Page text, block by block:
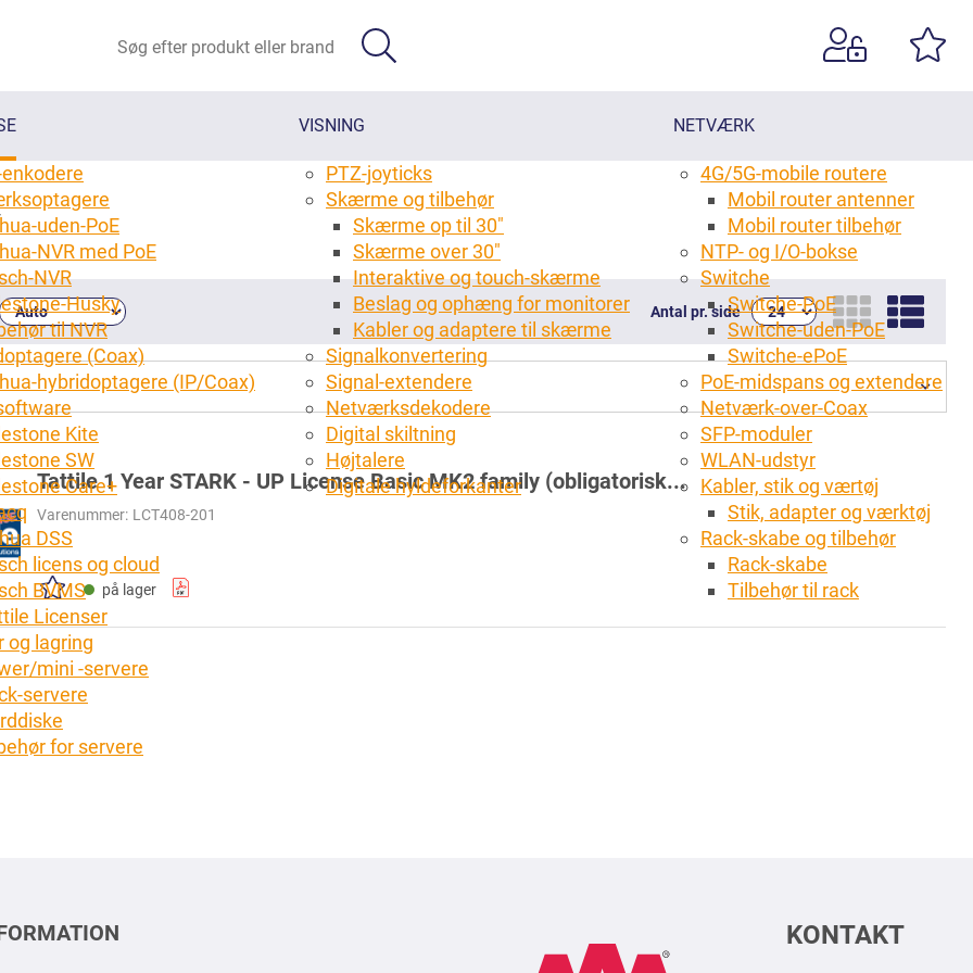
uden-PoE
NVR med PoE
NVR
Husky
til NVR
(Coax)
hybridoptagere (IP/Coax)
Kite
SW
Care+
DSS
licens og cloud
BVMS
Licenser
og lagring
mini -servere
servere
for servere
VISNING
PTZ-joyticks
Skærme og tilbehør
Skærme op til 30"
Skærme over 30"
Interaktive og touch-skærme
Beslag og ophæng for monitorer
Kabler og adaptere til skærme
Signalkonvertering
Signal-extendere
Netværksdekodere
Digital skiltning
Højtalere
Digitale hyldeforkanter
NETVÆRK
4G/5G-mobile routere
Mobil router antenner
Mobil router tilbehør
NTP- og I/O-bokse
Switche
Switche-PoE
Switche-uden-PoE
Switche-ePoE
PoE-midspans og extendere
Netværk-over-Coax
SFP-moduler
WLAN-udstyr
Kabler, stik og værtøj
Stik, adapter og værktøj
Rack-skabe og tilbehør
Rack-skabe
Tilbehør til rack
Antal pr. side
Tattile 1 Year STARK - UP License Basic MK2 family (obligatorisk...
Varenummer: LCT408-201
på lager
KONTAKT